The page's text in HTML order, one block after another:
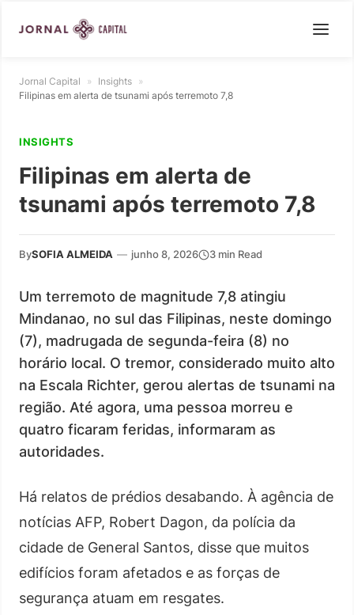
Jornal Capital » Insights »
Filipinas em alerta de tsunami após terremoto 7,8
INSIGHTS
Filipinas em alerta de
tsunami após terremoto 7,8
BySOFIA ALMEIDA — junho 8, 2026 3 min Read
Um terremoto de magnitude 7,8 atingiu
Mindanao, no sul das Filipinas, neste domingo
(7), madrugada de segunda-feira (8) no
horário local. O tremor, considerado muito alto
na Escala Richter, gerou alertas de tsunami na
região. Até agora, uma pessoa morreu e
quatro ficaram feridas, informaram as
autoridades.
Há relatos de prédios desabando. À agência de
notícias AFP, Robert Dagon, da polícia da
cidade de General Santos, disse que muitos
edifícios foram afetados e as forças de
segurança atuam em resgates.